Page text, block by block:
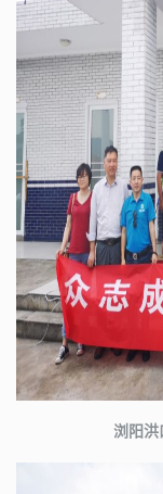
浏阳洪